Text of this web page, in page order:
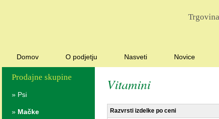
Domov O podjetju Nasveti Novice
Prodajne skupine
» Psi
» Mačke
Vitamini
Razvrsti izdelke po ceni